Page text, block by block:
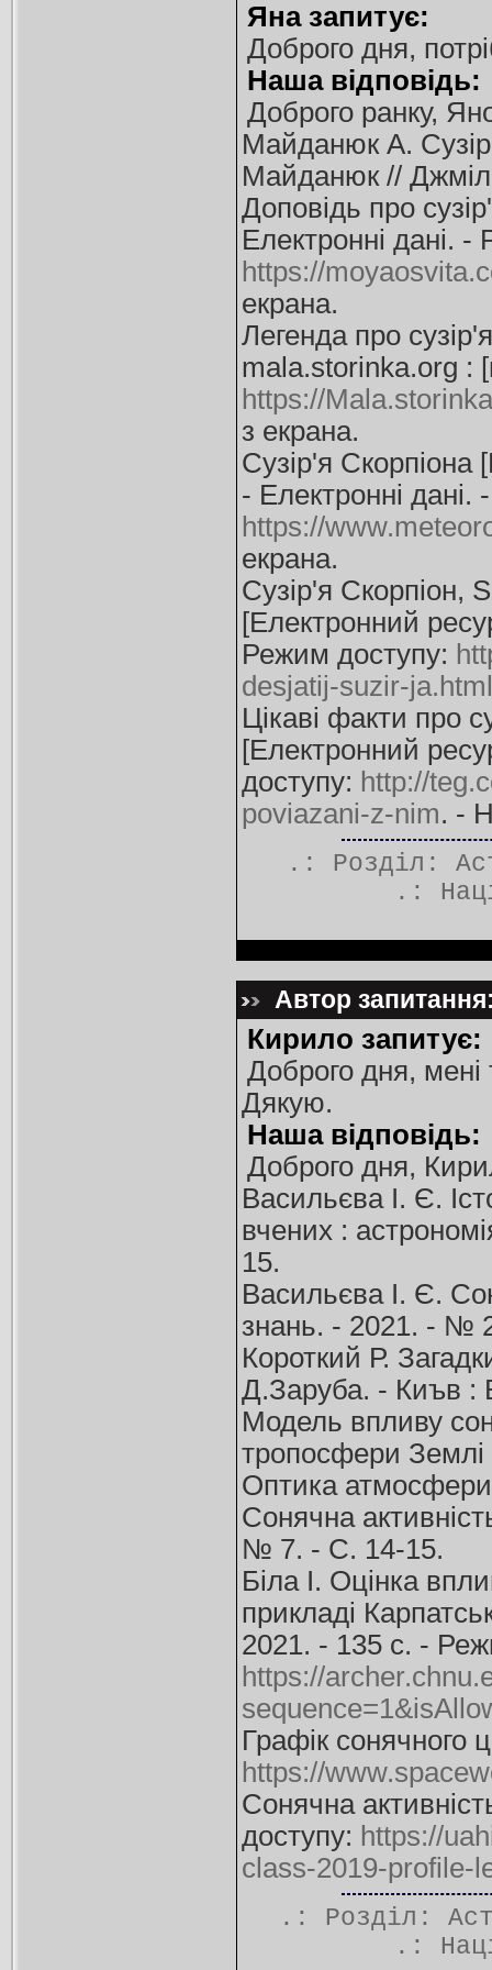
Яна запитує:
Доброго дня,
Наша відповідь:
Доброго ранку,
Майданюк А.
Майданюк //
Доповідь про
Електронні дані.
https://
екрана.
Легенда про
mala.storinka.org :
https://
з екрана.
Сузір'я
- Електронні
https://
екрана.
Сузір'я Скорпіон,
[Електронний
Режим доступу:
desjatij-suzir-ja.html
Цікаві факти про
[Електронний
доступу: http://
poviazani-z-nim. -
.: Розділ:
.:
Автор
Кирило запитує:
Доброго дня, мені
Дякую.
Наша відповідь:
Доброго дня,
Васильєва І. Є.
вчених :
15.
Васильєва І. Є.
знань. - 2021. - №
Короткий Р.
Д.Заруба. - Киъв :
Модель впливу
тропосфери
Оптика
Сонячна
№ 7. - С. 14-15.
Біла І. Оцінка
прикладі
2021. - 135 с. -
https://
Графік сонячного
https://
Сонячна
доступу: https://
class-2019-profile-
.: Розділ:
.: